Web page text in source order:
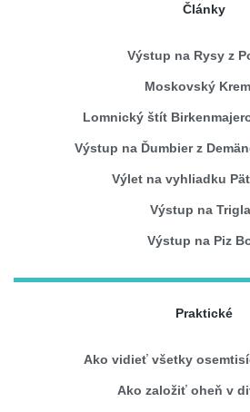
Články
Výstup na Rysy z
Moskovský
Lomnický štít
Výstup na Ďumbier z
Výlet na vyhliadku
Výstup na
Výstup na Piz
Praktické
Ako vidieť všetky
Ako založiť oheň v